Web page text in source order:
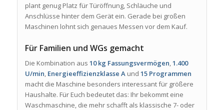
plant genug Platz für Türöffnung, Schläuche und
Anschlüsse hinter dem Gerät ein. Gerade bei großen
Maschinen lohnt sich genaues Messen vor dem Kauf.
Für Familien und WGs gemacht
Die Kombination aus 10 kg Fassungsvermögen,1.400
U/min, Energieeffizienzklasse Aund 15 Programmen
macht die Maschine besonders interessant für größere
Haushalte. Für Euch bedeutet das: Ihr bekommt eine
Waschmaschine, die mehr schafft als klassische 7- oder